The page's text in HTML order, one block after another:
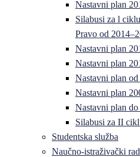
Nastavni plan
Silabusi za l
Pravo od
Nastavni plan
Nastavni plan
Nastavni plan
Nastavni plan
Nastavni plan
Silabusi za II
Studentska služba
Naučno-istraživački rad